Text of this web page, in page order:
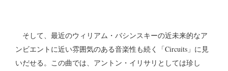
そして、最近のウィリアム・バシンスキーの近未来的なア
ンビエントに近い雰囲気のある音楽性も続く「Circuits」に見
いだせる。この曲では、アントン・イリサリとしては珍し